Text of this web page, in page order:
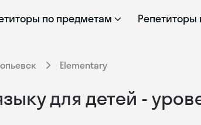
по предметам Репетиторы
Elementary
для детей -